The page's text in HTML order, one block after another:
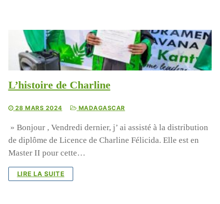
L’histoire de Charline
28 MARS 2024 MADAGASCAR
» Bonjour , Vendredi dernier, j’ ai assisté à la distribution
de diplôme de Licence de Charline Félicida. Elle est en
Master II pour cette…
LIRE LA SUITE